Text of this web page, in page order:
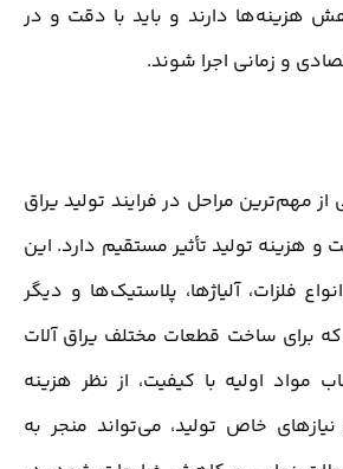
هزینه‌ها دارند و باید با دقت و در
و زمانی اجرا شوند.
از مهم‌ترین مراحل در فرایند تولید یراق
و هزینه تولید تأثیر مستقیم دارد. این
فلزات، آلیاژها، پلاستیک‌ها و دیگر
برای ساخت قطعات مختلف یراق آلات
مواد اولیه با کیفیت، از نظر هزینه
خاص تولید، می‌تواند منجر به